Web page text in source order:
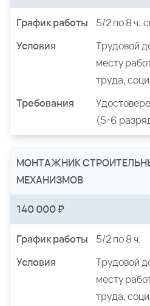
График работы
5/2 по 8 ч;
Условия
Трудовой
месту
труда,
Требования
(5-6
МОНТАЖНИК
МЕХАНИЗМОВ
140 000 ₽
График работы
5/2 по 8 ч.
Условия
Трудовой
месту
труда,